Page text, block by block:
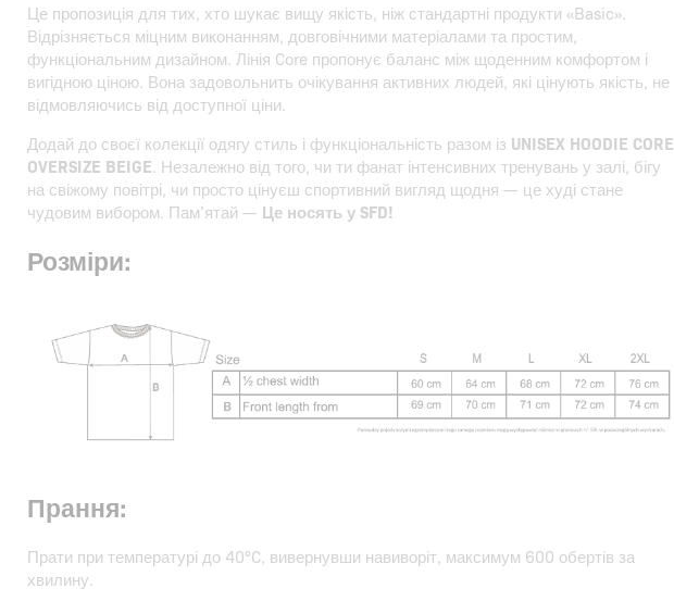
Це пропозиція для тих, хто шукає вищу якість, ніж стандартні продукти «Basic».
Відрізняється міцним виконанням, довговічними матеріалами та простим,
функціональним дизайном. Лінія Core пропонує баланс між щоденним комфортом і
вигідною ціною. Вона задовольнить очікування активних людей, які цінують якість, не
відмовляючись від доступної ціни.
Додай до своєї колекції одягу стиль і функціональність разом із UNISEX HOODIE CORE
OVERSIZE BEIGE . Незалежно від того, чи ти фанат інтенсивних тренувань у залі, бігу
на свіжому повітрі, чи просто цінуєш спортивний вигляд щодня — це худі стане
чудовим вибором. Пам’ятай — Це носять у SFD!
Розміри:
Прання:
Прати при температурі до 40°C, вивернувши навиворіт, максимум 600 обертів за
хвилину.